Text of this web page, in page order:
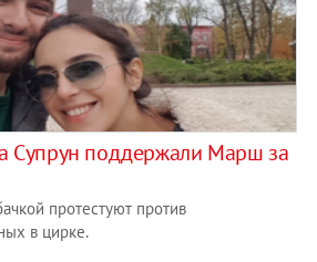
Супрун поддержали Марш за
протестуют против
в цирке.